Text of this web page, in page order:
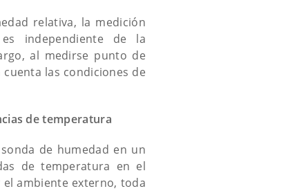
relativa, la medición
independiente de la
al medirse punto de
las condiciones de
de temperatura
de humedad en un
de temperatura en el
ambiente externo, toda